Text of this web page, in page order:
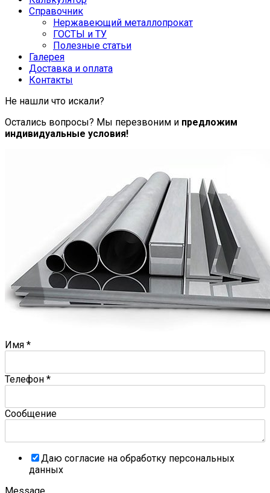
Справочник
Нержавеющий металлопрокат
ГОСТЫ и ТУ
Полезные статьи
Галерея
Доставка и оплата
Контакты
Не нашли что искали?
Остались вопросы? Мы перезвоним и предложим
индивидуальные условия!
Имя *
Телефон *
Сообщение
Даю согласие на обработку персональных
данных